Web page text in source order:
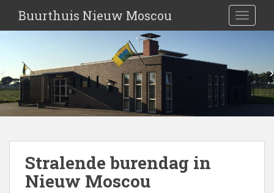
i
o
m
a
i
Buurthuis Nieuw Moscou
Stralende burendag in
Nieuw Moscou